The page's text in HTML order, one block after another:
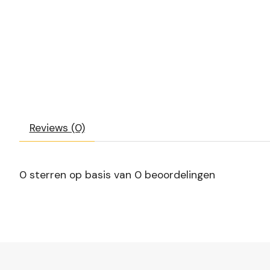
Reviews (0)
0 sterren op basis van 0 beoordelingen